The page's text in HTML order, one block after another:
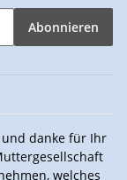
Abonnieren
danke für Ihr
welches